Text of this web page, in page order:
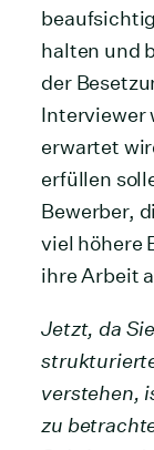
halten und
der
Interviewer
erwartet
erfüllen
Bewerber,
viel höhere
ihre Arbeit
Jetzt, da
verstehen,
zu